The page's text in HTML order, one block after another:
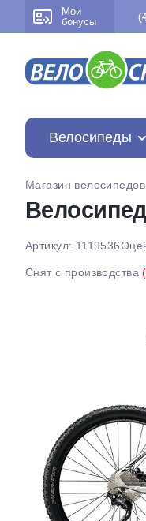
Мои
бонусы
Велосипеды
Магазин велосипедов
Артикул: 1119536
Снят с производства